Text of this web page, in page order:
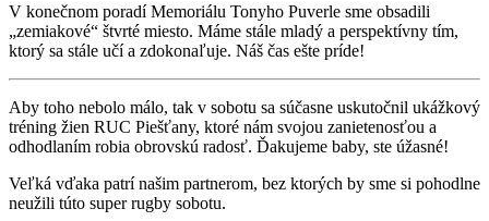
V konečnom poradí Memoriálu Tonyho Puverle sme obsadili
„zemiakové“ štvrté miesto. Máme stále mladý a perspektívny tím,
ktorý sa stále učí a zdokonaľuje. Náš čas ešte príde!
Aby toho nebolo málo, tak v sobotu sa súčasne uskutočnil ukážkový
tréning žien RUC Piešťany, ktoré nám svojou zanietenosťou a
odhodlaním robia obrovskú radosť. Ďakujeme baby, ste úžasné!
Veľká vďaka patrí našim partnerom, bez ktorých by sme si pohodlne
neužili túto super rugby sobotu.